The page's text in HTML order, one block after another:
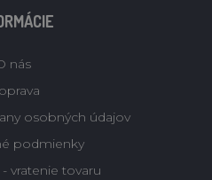
nás
osobných údajov
podmienky
vratenie tovaru